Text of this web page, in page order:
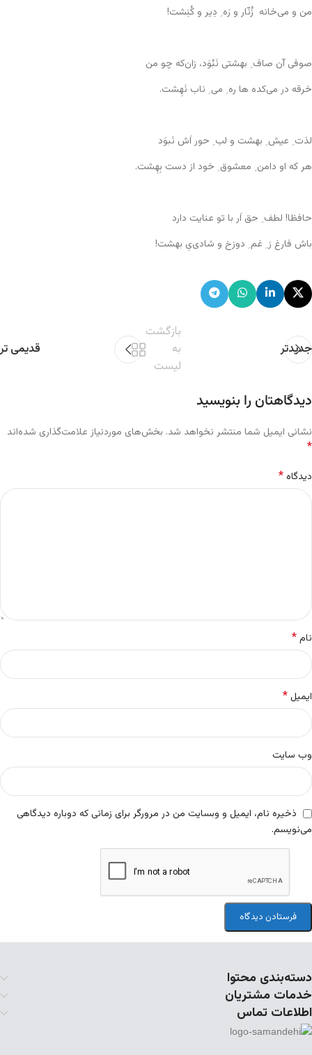
من و می‌خانه زُنّار و رَه ِ دِیر و کُنِشت!
صوفی آن صاف ِ بهشتی نَبُوَد، زان‌که چو من
خرقه در می‌کده ها ره ِ می ِ ناب نَهِشت.
لذت ِ عیش ِ بهشت و لب ِ حور اَش نَبوَد
هر که او دامن ِ معشوق ِ خود از دست بِهِشت.
حافظا! لطف ِ حق اَر با تو عنایت دارد
باش فارغ ز ِ غم ِ دوزخ و شادی‌یِ بهشت!
جدیدتر
بازگشت
به
لیست
قدیمی تر
دیدگاهتان را بنویسید
نشانی ایمیل شما منتشر نخواهد شد. بخش‌های موردنیاز علامت‌گذاری شده‌اند
*
دیدگاه*
نام*
ایمیل*
وب‌ سایت
ذخیره نام، ایمیل و وبسایت من در مرورگر برای زمانی که دوباره دیدگاهی
می‌نویسم.
دسته‌بندی محتوا
خدمات مشتریان
اطلاعات تماس